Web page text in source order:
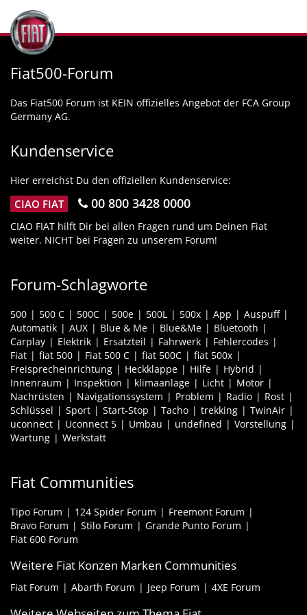
Fiat500-Forum
Das Fiat500 Forum ist KEIN offizielles Angebot der FCA Group
Germany AG.
Kundenservice
Hier erreichst Du den offiziellen Kundenservice:
CIAO FIAT 00 800 3428 0000
CIAO FIAT hilft Dir bei allen Fragen rund um Deinen Fiat
weiter. NICHT bei Fragen zu unserem Forum!
Forum-Schlagworte
500 500 C 500C 500e 500L 500x App
Auspuff
Automatik
AUX Blue & Me Blue&Me
Bluetooth
Carplay
Elektrik Ersatzteil Fahrwerk
Fehlercodes
Fiat
fiat 500 Fiat 500 C fiat 500C
fiat 500x
Freisprecheinrichtung
Heckklappe Hilfe
Hybrid
Innenraum
Inspektion klimaanlage Licht
Motor
Nachrüsten
Navigationssystem Problem Radio
Rost
Schlüssel
Sport Start-Stop Tacho trekking
TwinAir
uconnect
Uconnect 5 Umbau undefined
Vorstellung
Wartung
Werkstatt
Fiat Communities
Tipo Forum 124 Spider Forum
Freemont Forum
Bravo Forum
Stilo Forum
Grande Punto Forum
Fiat 600 Forum
Weitere Fiat Konzen Marken Communities
Fiat Forum Abarth Forum Jeep Forum 4XE Forum